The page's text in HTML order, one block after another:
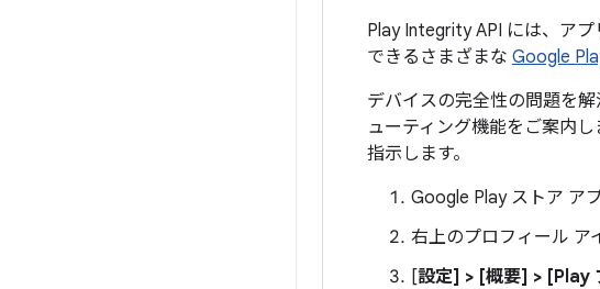
Play Integrity API には、ア
できるさまざまな Google
デバイスの完全性の問題を
ューティング機能をご案内
指示します。
Google Play ストア ア
右上のプロフィール ア
[設定] > [概要] > [Play